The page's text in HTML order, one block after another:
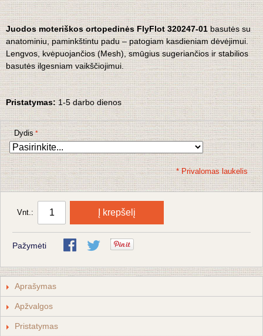
Juodos moteriškos ortopedinės FlyFlot 320247-01basutės su
anatominiu, paminkštintu padu – patogiam kasdieniam dėvėjimui.
Lengvos, kvėpuojančios (Mesh), smūgius sugeriančios ir stabilios
basutės ilgesniam vaikščiojimui.
Pristatymas:1-5 darbo dienos
Dydis
* Privalomas laukelis
Vnt.: Į krepšelį
Pažymėti
Aprašymas
Apžvalgos
Pristatymas